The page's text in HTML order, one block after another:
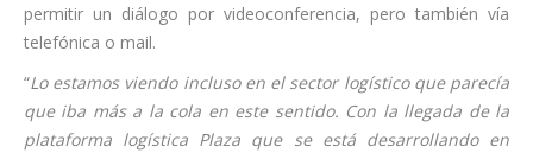
permitir un diálogo por videoconferencia, pero también vía
telefónica o mail.
“Lo estamos viendo incluso en el sector logístico que parecía
que iba más a la cola en este sentido. Con la llegada de la
plataforma logística Plaza que se está desarrollando en